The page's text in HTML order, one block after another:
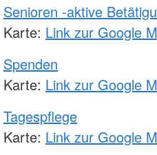
Senioren -aktive
Karte: Link zur Google
Spenden
Karte: Link zur Google
Tagespflege
Karte: Link zur Google